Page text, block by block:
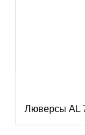
Люверсы AL